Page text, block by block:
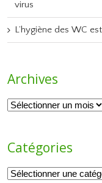
virus
L’hygiène des WC
Archives
Archives
Catégories
Catégories